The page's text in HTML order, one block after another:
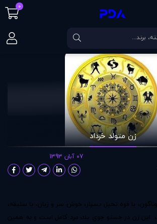
زن متولد خرداد
زن متولد خرداد
07 آبان 1393
با قوه تخيل بسيار، خوش سر و زبان، با سليقه،
اين زن در جستو جوي يك مرد كامل است و به همين
0